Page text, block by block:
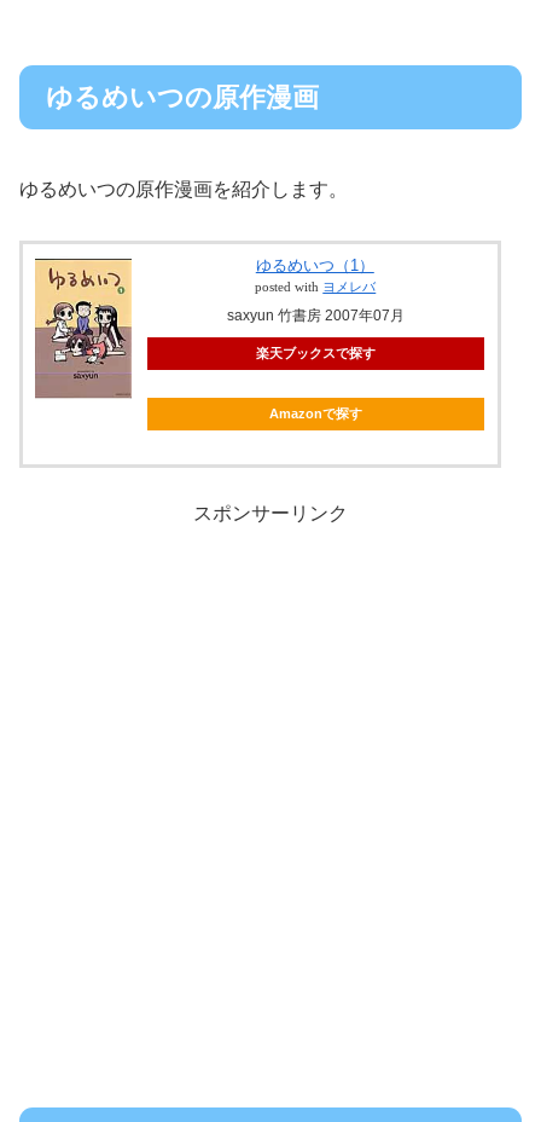
ゆるめいつの原作漫画
ゆるめいつの原作漫画を紹介します。
ゆるめいつ（1）
posted with ヨメレバ
saxyun 竹書房 2007年07月
楽天ブックスで探す
Amazonで探す
スポンサーリンク